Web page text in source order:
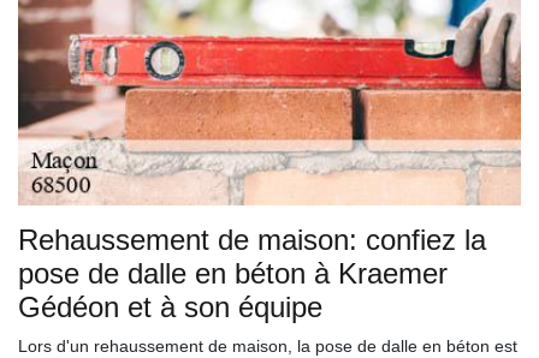
Rehaussement de maison: confiez la
pose de dalle en béton à Kraemer
Gédéon et à son équipe
Lors d'un rehaussement de maison, la pose de dalle en béton est